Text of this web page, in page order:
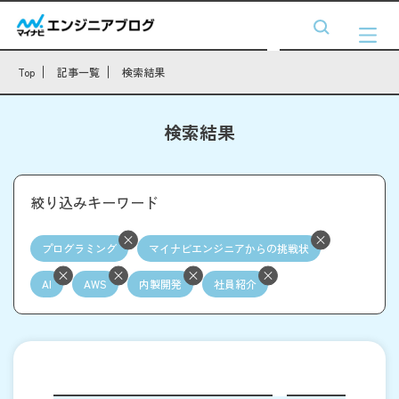
Top 記事一覧 検索結果
検索結果
絞り込みキーワード
プログラミング マイナビエンジニアからの挑戦状
AI AWS 内製開発 社員紹介